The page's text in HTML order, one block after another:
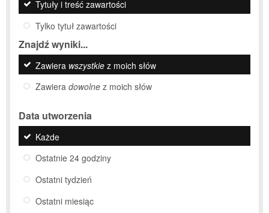
Tytuły i treść zawartości
Tylko tytuł zawartości
Znajdź wyniki...
Zawiera wszystkie z moich słów
Zawiera dowolne z moich słów
Data utworzenia
Każde
Ostatnie 24 godziny
Ostatni tydzień
Ostatni miesiąc